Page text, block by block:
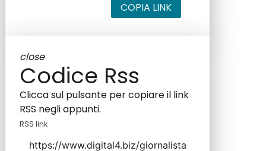
COPIA LINK
close
Codice Rss
Clicca sul pulsante per copiare il link
RSS negli appunti.
RSS link